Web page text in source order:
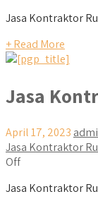
Jasa Kontraktor
+ Read More
Jasa
April 17, 2023
Jasa Kontraktor
Off
Jasa Kontraktor